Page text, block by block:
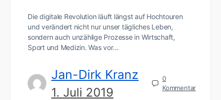
Die digitale Revolution läuft längst auf Hochtouren
und verändert nicht nur unser tägliches Leben,
sondern auch unzählige Prozesse in Wirtschaft,
Sport und Medizin. Was vor…
Jan-Dirk Kranz
1. Juli 2019
0
Kommentar